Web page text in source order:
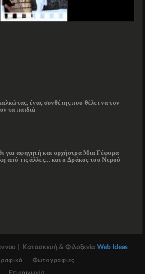
ένας συνθέτης που θέλει να τον
τα παιδιά
για αφηγητή και ορχήστρα Μια Γέφυρα
από τις άλλες... και ο Δράκος του Νερού
| Κατασκευή & ΦιλοξενίαWeb Ideas
Φωτογραφίες
Επικοινωνία